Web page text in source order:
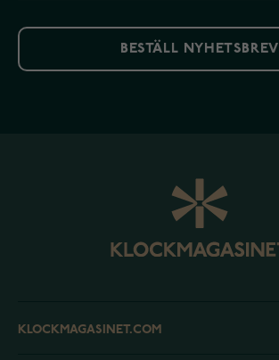
BESTÄLL NYHETSBREV
KLOCKMAGASINET.COM